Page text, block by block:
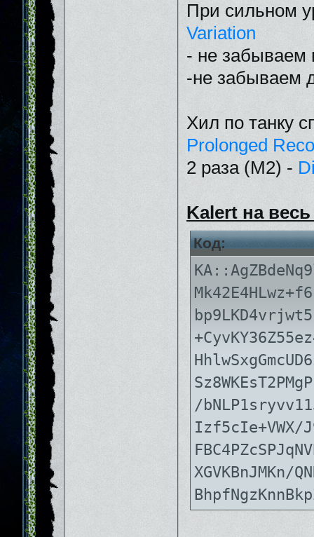
При сильном
Variation
- не забываем
-не забываем
Хил по танку
Prolonged
2 раза (М2) -
Kalert на весь
Код:
/
Izf5cIe+VWX/
XGVKBnJMKn/